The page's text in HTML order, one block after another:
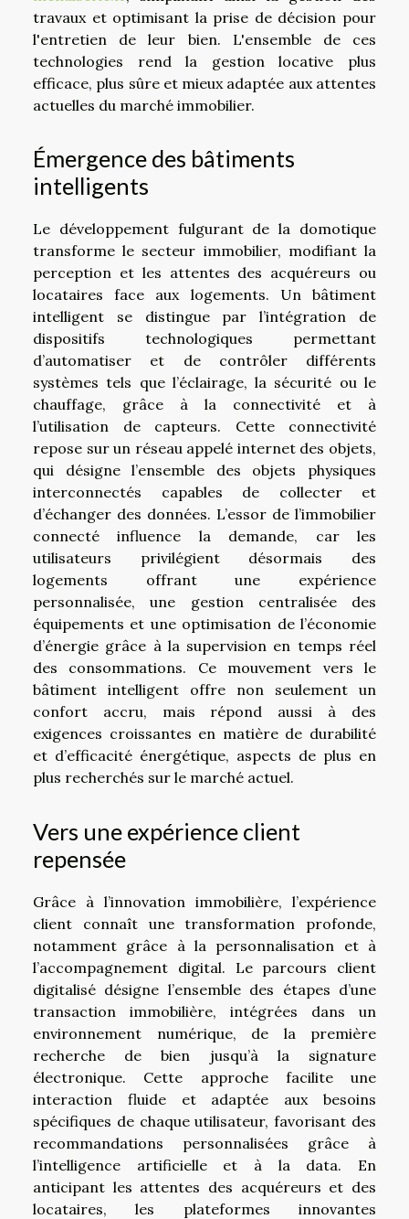
travaux et optimisant la prise de décision pour
l'entretien de leur bien. L'ensemble de ces
technologies rend la gestion locative plus
efficace, plus sûre et mieux adaptée aux attentes
actuelles du marché immobilier.
Émergence des bâtiments
intelligents
Le développement fulgurant de la domotique
transforme le secteur immobilier, modifiant la
perception et les attentes des acquéreurs ou
locataires face aux logements. Un bâtiment
intelligent se distingue par l’intégration de
dispositifs technologiques permettant
d’automatiser et de contrôler différents
systèmes tels que l’éclairage, la sécurité ou le
chauffage, grâce à la connectivité et à
l’utilisation de capteurs. Cette connectivité
repose sur un réseau appelé internet des objets,
qui désigne l’ensemble des objets physiques
interconnectés capables de collecter et
d’échanger des données. L’essor de l’immobilier
connecté influence la demande, car les
utilisateurs privilégient désormais des
logements offrant une expérience
personnalisée, une gestion centralisée des
équipements et une optimisation de l’économie
d’énergie grâce à la supervision en temps réel
des consommations. Ce mouvement vers le
bâtiment intelligent offre non seulement un
confort accru, mais répond aussi à des
exigences croissantes en matière de durabilité
et d’efficacité énergétique, aspects de plus en
plus recherchés sur le marché actuel.
Vers une expérience client
repensée
Grâce à l’innovation immobilière, l’expérience
client connaît une transformation profonde,
notamment grâce à la personnalisation et à
l’accompagnement digital. Le parcours client
digitalisé désigne l’ensemble des étapes d’une
transaction immobilière, intégrées dans un
environnement numérique, de la première
recherche de bien jusqu’à la signature
électronique. Cette approche facilite une
interaction fluide et adaptée aux besoins
spécifiques de chaque utilisateur, favorisant des
recommandations personnalisées grâce à
l’intelligence artificielle et à la data. En
anticipant les attentes des acquéreurs et des
locataires, les plateformes innovantes